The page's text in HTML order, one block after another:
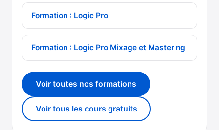
Formation : Logic Pro
Formation : Logic Pro Mixage et Mastering
Voir toutes nos formations
Voir tous les cours gratuits